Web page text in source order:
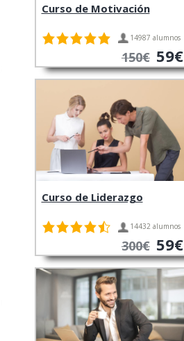
Curso de Motivación
14987 alumnos
150€ 59€
Curso de Liderazgo
14432 alumnos
300€ 59€